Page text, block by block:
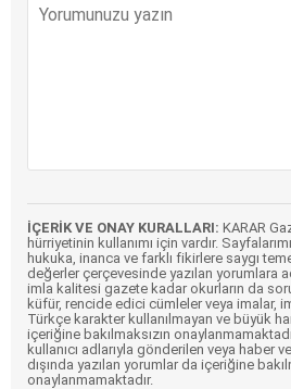
İÇERİK VE ONAY KURALLARI: KARAR
hürriyetinin kullanımı için vardır.
hukuka, inanca ve farklı fikirlere saygı
değerler çerçevesinde yazılan yorumlara
imla kalitesi gazete kadar okurların da
küfür, rencide edici cümleler veya imalar,
Türkçe karakter kullanılmayan ve büyük
içeriğine bakılmaksızın
kullanıcı adlarıyla gönderilen veya haber ve
dışında yazılan yorumlar da içeriğine
onaylanmamaktadır.